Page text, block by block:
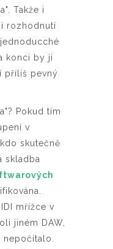
Takže i
rozhodnutí
konci by ji
příliš pevný
Pokud tím
v
skutečně
skladba
mřížce v
jiném DAW,